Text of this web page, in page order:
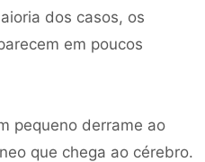
dos casos, os
em poucos
pequeno derrame ao
que chega ao cérebro.